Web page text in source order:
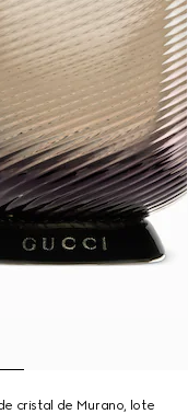
cristal de Murano, lote